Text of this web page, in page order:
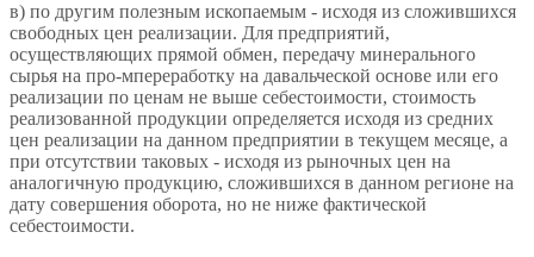
в) по другим полезным ископаемым - исходя из сложившихся
свободных цен реализации. Для предприятий,
осуществляющих прямой обмен, передачу минерального
сырья на про-мпереработку на давальческой основе или его
реализации по ценам не выше себестоимости, стоимость
реализованной продукции определяется исходя из средних
цен реализации на данном предприятии в текущем месяце, а
при отсутствии таковых - исходя из рыночных цен на
аналогичную продукцию, сложившихся в данном регионе на
дату совершения оборота, но не ниже фактической
себестоимости.